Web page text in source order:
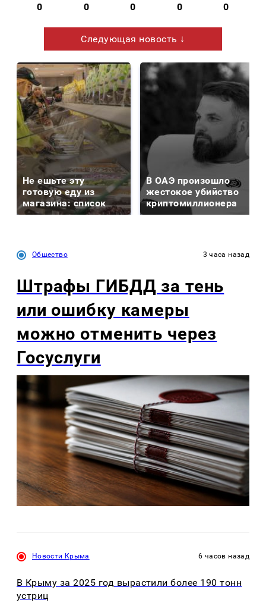
0 0 0 0 0
Следующая новость ↓
Не ешьте эту
готовую еду из
магазина: список
В ОАЭ произошло
жестокое убийство
криптомиллионера
Общество 3 часа назад
Штрафы ГИБДД за тень
или ошибку камеры
можно отменить через
Госуслуги
Новости Крыма 6 часов назад
В Крыму за 2025 год вырастили более 190 тонн
устриц